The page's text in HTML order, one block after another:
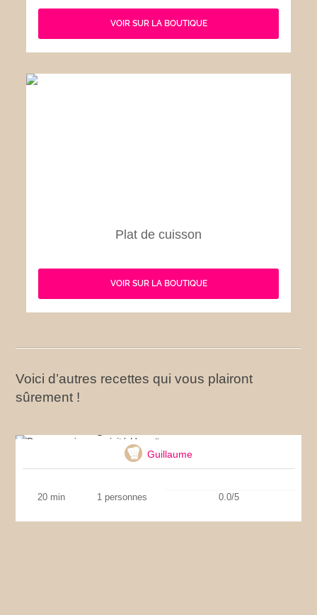
VOIR SUR LA BOUTIQUE
Plat de cuisson
VOIR SUR LA BOUTIQUE
Voici d’autres recettes qui vous plairont
sûrement !
Guillaume
20 min 1 personnes 0.0/5